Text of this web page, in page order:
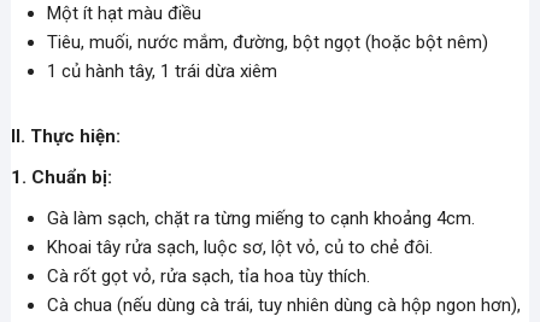
Một ít hạt màu điều
Tiêu, muối, nước mắm, đường, bột ngọt (hoặc bột nêm)
1 củ hành tây, 1 trái dừa xiêm
II. Thực hiện:
1. Chuẩn bị:
Gà làm sạch, chặt ra từng miếng to cạnh khoảng 4cm.
Khoai tây rửa sạch, luộc sơ, lột vỏ, củ to chẻ đôi.
Cà rốt gọt vỏ, rửa sạch, tỉa hoa tùy thích.
Cà chua (nếu dùng cà trái, tuy nhiên dùng cà hộp ngon hơn),